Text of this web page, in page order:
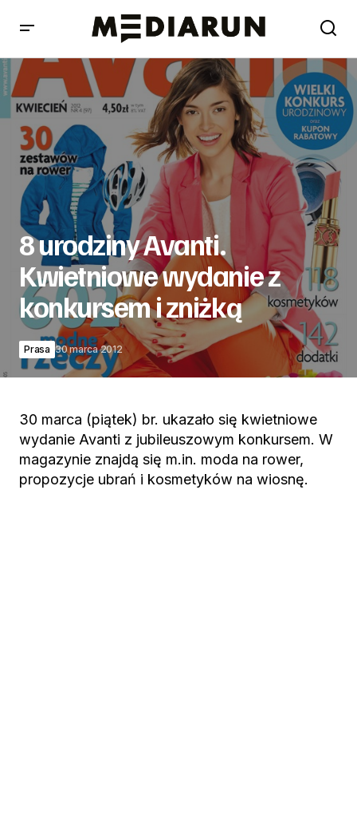
8 urodziny Avanti. Kwietniowe wydanie z konkursem i
zniżką
8 urodziny Avanti.
Kwietniowe wydanie z
konkursem i zniżką
Prasa 30 marca 2012
30 marca (piątek) br. ukazało się kwietniowe
wydanie Avanti z jubileuszowym konkursem. W
magazynie znajdą się m.in. moda na rower,
propozycje ubrań i kosmetyków na wiosnę.